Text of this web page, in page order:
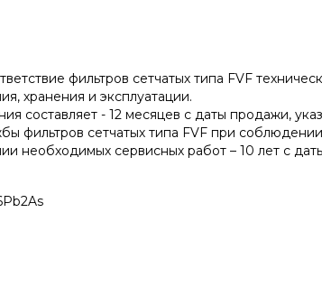
фильтров сетчатых типа FVF
хранения и эксплуатации.
составляет - 12 месяцев с даты продажи,
фильтров сетчатых типа FVF при
необходимых сервисных работ – 10 лет с